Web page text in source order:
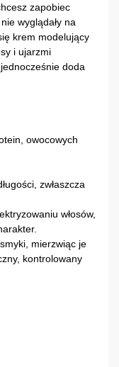
zapobiec
wyglądały na
krem modelujący
i ujarzmi
doda
owocowych
zwłaszcza
włosów,
mierzwiąc je
kontrolowany